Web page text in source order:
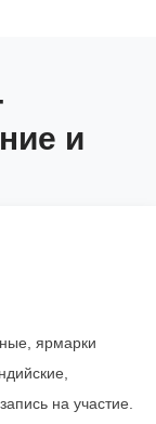
и
ярмарки
на участие.